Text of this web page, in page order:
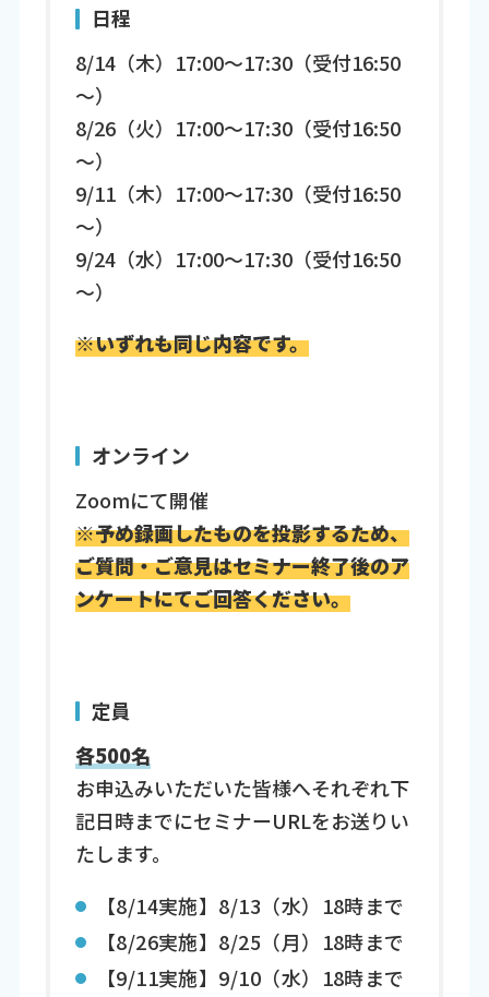
日程
8/14（木）17:00～17:30（受付16:50
～）
8/26（火）17:00～17:30（受付16:50
～）
9/11（木）17:00～17:30（受付16:50
～）
9/24（水）17:00～17:30（受付16:50
～）
※いずれも同じ内容です。
オンライン
Zoomにて開催
※予め録画したものを投影するため、
ご質問・ご意見はセミナー終了後のア
ンケートにてご回答ください。
定員
各500名
お申込みいただいた皆様へそれぞれ下
記日時までにセミナーURLをお送りい
たします。
【8/14実施】8/13（水）18時まで
【8/26実施】8/25（月）18時まで
【9/11実施】9/10（水）18時まで